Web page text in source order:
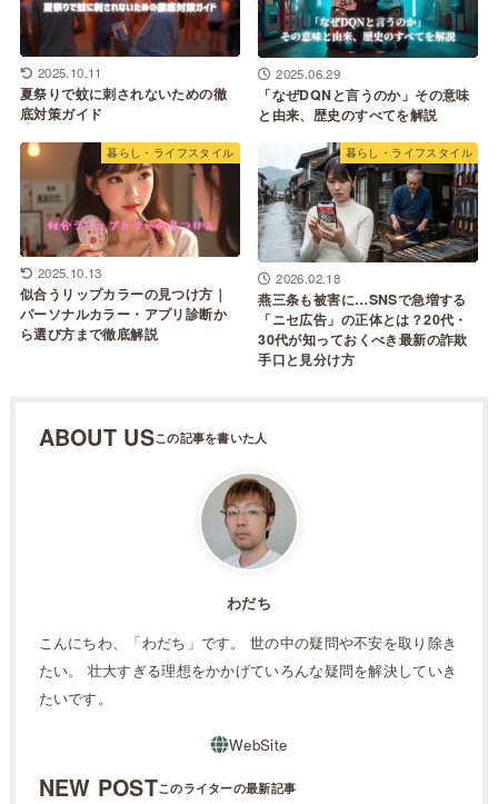
2025.10.11
夏祭りで蚊に刺されないための徹
底対策ガイド
2025.06.29
「なぜDQNと言うのか」その意味
と由来、歴史のすべてを解説
暮らし・ライフスタイル
2025.10.13
似合うリップカラーの見つけ方｜
パーソナルカラー・アプリ診断か
ら選び方まで徹底解説
暮らし・ライフスタイル
2026.02.18
燕三条も被害に…SNSで急増する
「ニセ広告」の正体とは？20代・
30代が知っておくべき最新の詐欺
手口と見分け方
ABOUT US
わだち
こんにちわ、「わだち」です。 世の中の疑問や不安を取り除き
たい。 壮大すぎる理想をかかげていろんな疑問を解決していき
たいです。
NEW POST